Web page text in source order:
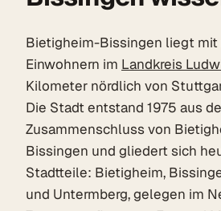
Bietigheim-Bissingen liegt
Einwohnern im Landkreis
Kilometer nördlich von
Die Stadt entstand 1975 aus
Zusammenschluss von
Bissingen und gliedert sich
Stadtteile: Bietigheim,
und Untermberg, gelegen im